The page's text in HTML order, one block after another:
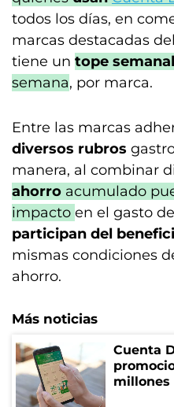
todos los días, en
marcas destacadas
tiene un tope
semana, por marca.
Entre las marcas
diversos rubros
manera, al combinar
ahorro acumulado
impacto en el gasto
participan del
mismas condiciones
ahorro.
Más noticias
Cuenta
millones